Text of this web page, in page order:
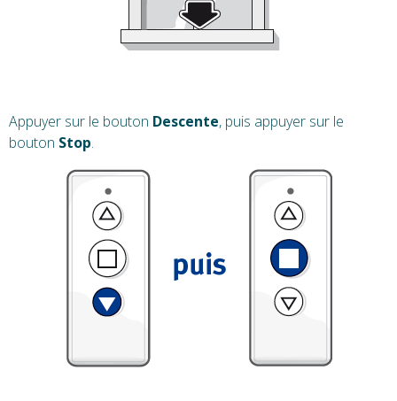
Appuyer sur le bouton Descente, puis appuyer sur le
bouton Stop.